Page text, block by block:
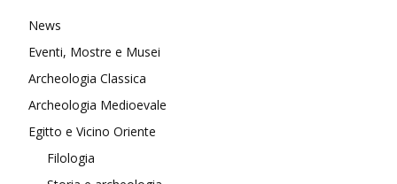
News
Eventi, Mostre e Musei
Archeologia Classica
Archeologia Medioevale
Egitto e Vicino Oriente
Filologia